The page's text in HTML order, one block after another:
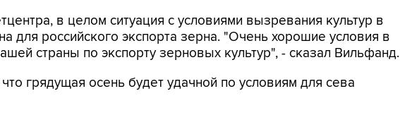
в целом ситуация с условиями вызревания культур в
для российского экспорта зерна. "Очень хорошие условия в
страны по экспорту зерновых культур", - сказал Вильфанд.
грядущая осень будет удачной по условиям для сева